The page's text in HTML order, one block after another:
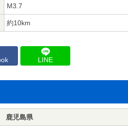
M3.7
約10km
LINE
鹿児島県